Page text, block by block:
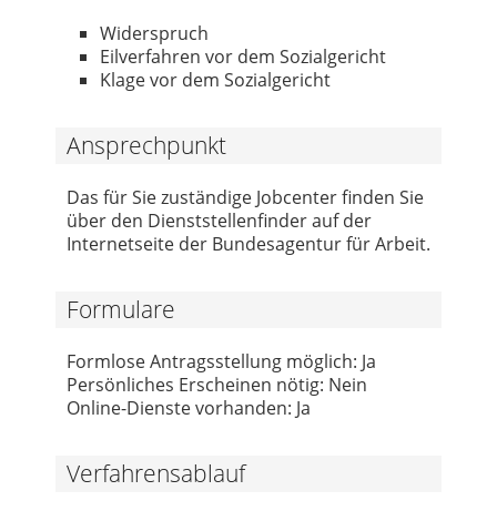
Widerspruch
Eilverfahren vor dem Sozialgericht
Klage vor dem Sozialgericht
Ansprechpunkt
Das für Sie zuständige Jobcenter finden Sie
über den Dienststellenfinder auf der
Internetseite der Bundesagentur für Arbeit.
Formulare
Formlose Antragsstellung möglich: Ja
Persönliches Erscheinen nötig: Nein
Online-Dienste vorhanden: Ja
Verfahrensablauf